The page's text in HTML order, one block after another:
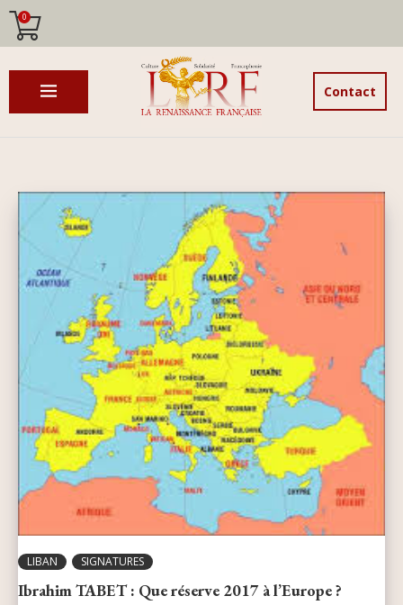
0
Contact
LIBAN SIGNATURES
Ibrahim TABET : Que réserve 2017 à l’Europe ?